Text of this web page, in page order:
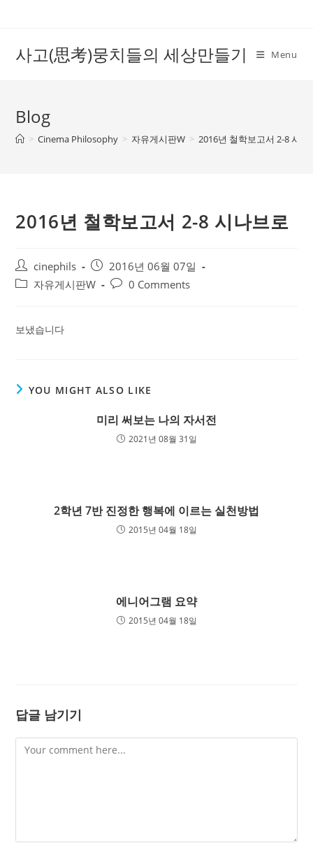
사고(思考)뭉치들의 세상만들기 Menu
Blog
> Cinema Philosophy > 자유게시판W > 2016년 철학보고서 2-8 시나
2016년 철학보고서 2-8 시나브로
Post
author:
cinephils
Post
published:
2016년 06월 07일
Post자유게시판W
Post0 Comments
보냈습니다
YOU MIGHT ALSO LIKE
미리 써보는 나의 자서전
2021년 08월 31일
2학년 7반 진정한 행복에 이르는 실천방법
2015년 04월 18일
에니어그램 요약
2015년 04월 18일
답글 남기기
Comment